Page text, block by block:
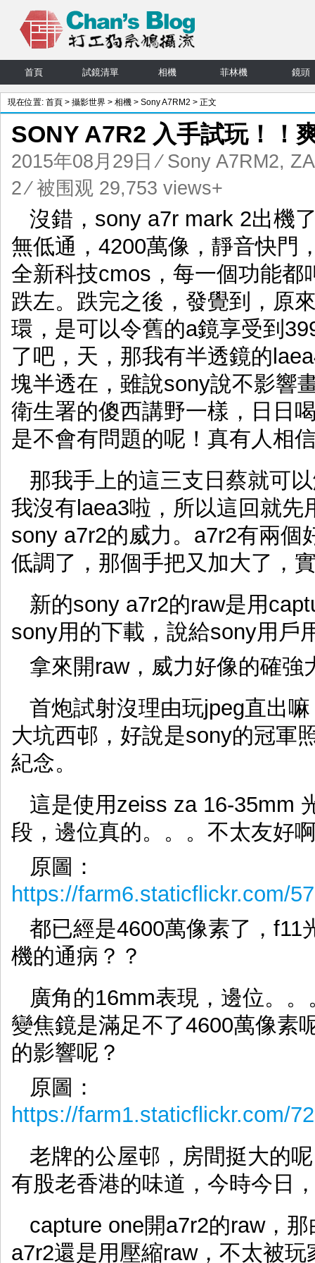
首頁 試鏡清單 相機 菲林機 鏡頭
現在位置: 首頁 > 攝影世界 > 相機 > Sony A7RM2 > 正文
SONY A7R2 入手試玩！！
2015年08月29日 ⁄ Sony A7RM2,
2⁄ 被围观 29,753 views+
沒錯，sony a7r mark 2出機
無低通，4200萬像，靜音快門
全新科技cmos，每一個功能都
跌左。跌完之後，發覺到，原
環，是可以令舊的a鏡享受到
了吧，天，那我有半透鏡的
塊半透在，雖說sony說不影響
衛生署的傻西講野一樣，日日
是不會有問題的呢！真有人相
那我手上的這三支日蔡就可
我沒有laea3啦，所以這回就
sony a7r2的威力。a7r2有兩個
低調了，那個手把又加大了，
新的sony a7r2的raw是用
sony用的下載，說給sony用戶
拿來開raw，威力好像的確強
首炮試射沒理由玩jpeg直出
大坑西邨，好說是sony的冠軍
紀念。
這是使用zeiss za 16-35mm
段，邊位真的。。。不太友好
原圖：
https://farm6.staticflickr.com/
都已經是4600萬像素了，f11
機的通病？？
廣角的16mm表現，邊位。
變焦鏡是滿足不了4600萬像素
的影響呢？
原圖：
https://farm1.staticflickr.com/
老牌的公屋邨，房間挺大的
有股老香港的味道，今時今日
capture one開a7r2的raw，
a7r2還是用壓縮raw，不太被